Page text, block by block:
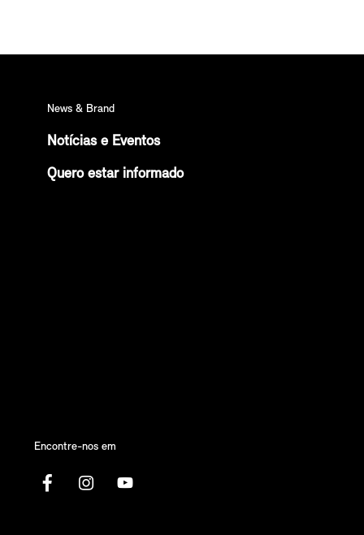
News & Brand
Notícias e Eventos
Quero estar informado
Encontre-nos em